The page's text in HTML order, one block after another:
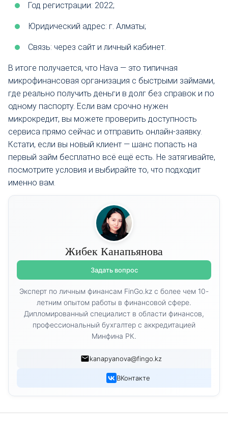
Год регистрации: 2022;
Юридический адрес: г. Алматы;
Связь: через сайт и личный кабинет.
В итоге получается, что Hava — это типичная
микрофинансовая организация с быстрыми займами,
где реально получить деньги в долг без справок и по
одному паспорту. Если вам срочно нужен
микрокредит, вы можете проверить доступность
сервиса прямо сейчас и отправить онлайн-заявку.
Кстати, если вы новый клиент — шанс попасть на
первый займ бесплатно всё ещё есть. Не затягивайте,
посмотрите условия и выбирайте то, что подходит
именно вам.
Жибек Канапьянова
Задать вопрос
Эксперт по личным финансам FinGo.kz с более чем 10-
летним опытом работы в финансовой сфере.
Дипломированный специалист в области финансов,
профессиональный бухгалтер с аккредитацией
Минфина РК.
kanapyanova@fingo.kz
ВКонтакте